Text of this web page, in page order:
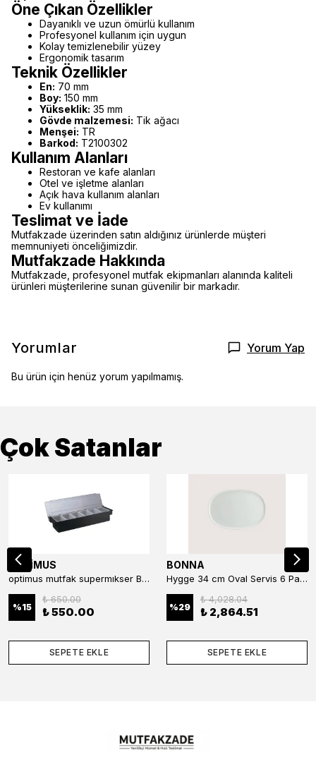
Öne Çıkan Özellikler
Dayanıklı ve uzun ömürlü kullanım
Profesyonel kullanım için uygun
Kolay temizlenebilir yüzey
Ergonomik tasarım
Teknik Özellikler
En: 70 mm
Boy: 150 mm
Yükseklik: 35 mm
Gövde malzemesi: Tik ağacı
Menşei: TR
Barkod: T2100302
Kullanım Alanları
Restoran ve kafe alanları
Otel ve işletme alanları
Açık hava kullanım alanları
Ev kullanımı
Teslimat ve İade
Mutfakzade üzerinden satın aldığınız ürünlerde müşteri
memnuniyeti önceliğimizdir.
Mutfakzade Hakkında
Mutfakzade, profesyonel mutfak ekipmanları alanında kaliteli
ürünleri müşterilerine sunan güvenilir bir markadır.
Yorumlar Yorum Yap
Bu ürün için henüz yorum yapılmamış.
Çok Satanlar
OPTİMUS
optimus mutfak supermıkser Bar Konteyner 6'lı 50×16×9 cm Kapaklı Polikarbon Organizer Bar & Kafe
%15
₺ 650.00
₺ 550.00
SEPETE EKLE
BONNA
Hygge 34 cm Oval Servis 6 Parça
%29
₺ 4,028.04
₺ 2,864.51
SEPETE EKLE